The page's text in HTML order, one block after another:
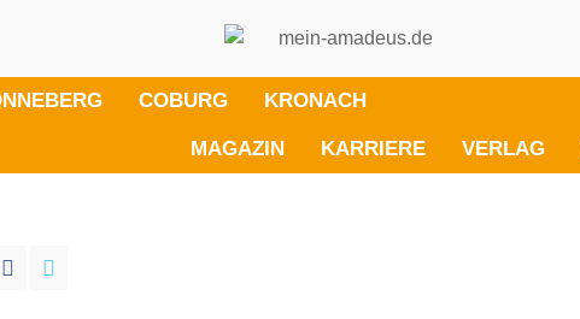
COBURG KRONACH
MAGAZIN KARRIERE VERLAG